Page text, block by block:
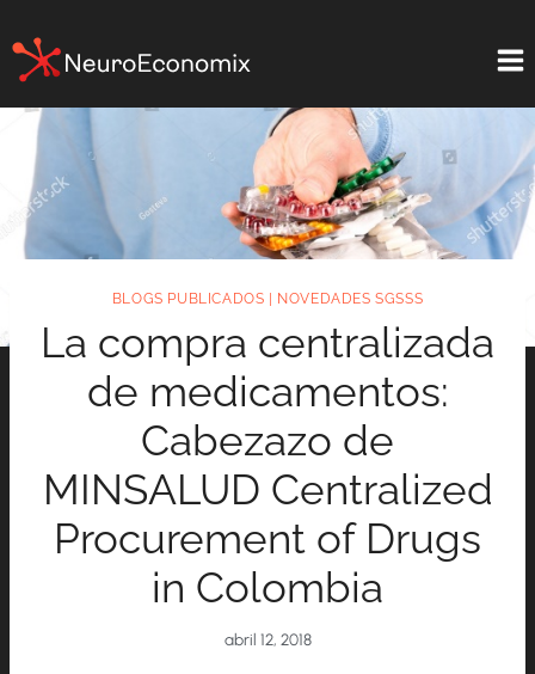
al
contenido
BLOGS PUBLICADOS NOVEDADES SGSSS
La compra centralizada
de medicamentos:
Cabezazo de
MINSALUD Centralized
Procurement of Drugs
in Colombia
abril 12, 2018